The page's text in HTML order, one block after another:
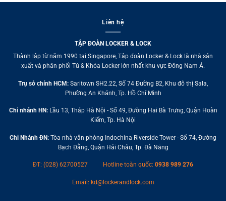
Liên hệ
TẬP ĐOÀN LOCKER & LOCK
Thành lập từ năm 1990 tại Singapore, Tập đoàn Locker & Lock là nhà sản
xuất và phân phối Tủ & Khóa Locker lớn nhất khu vực Đông Nam Á.
Trụ sở chính HCM: Saritown SH2.22, Số 74 Đường B2, Khu đô thị Sala,
Phường An Khánh, Tp. Hồ Chí Minh
Chi nhánh HN:Lầu 13, Tháp Hà Nội - Số 49, Đường Hai Bà Trưng, Quận Hoàn
Kiếm, Tp. Hà Nội
Chi Nhánh ĐN: Tòa nhà văn phòng Indochina Riverside Tower - Số 74, Đường
Bạch Đằng, Quận Hải Châu, Tp. Đà Nẵng
ĐT: (028) 62700527 Hotline toàn quốc: 0938 989 276
Email: kd@lockerandlock.com